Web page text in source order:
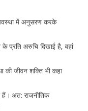
में अनुसरण करके
के प्रति अरुचि दिखाई है, वहां
की जीवन शक्ति भी कहा
हैं। अत: राजनीतिक